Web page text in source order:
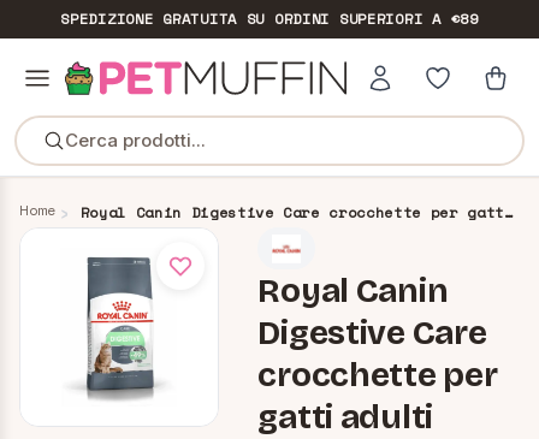
SPEDIZIONE GRATUITASU ORDINI SUPERIORI A €89
Cerca prodotti...
Home Royal Canin Digestive Care crocchette per gatti adulti
Royal Canin
Digestive Care
crocchette per
gatti adulti